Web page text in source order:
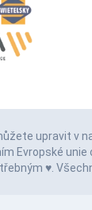
upravit v
Evropské unie
♥️.